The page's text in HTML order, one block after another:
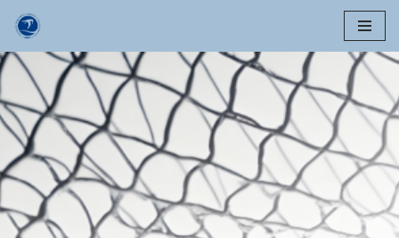
Skip
to
content